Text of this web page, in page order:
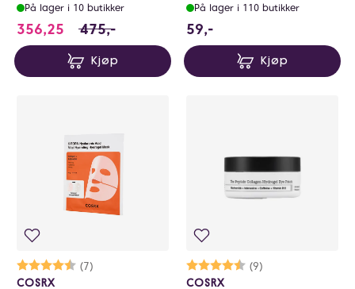
På lager i 10 butikker
356,25 356.25 i stedet for 475 NOK, du sparer
475,-
Kjøp
På lager i 110 butikker
59,-
Kjøp
Karakter:
(7)
4.7 av 5 mulige
COSRX
Karakter:
(9)
4.6 av 5 mulige
COSRX